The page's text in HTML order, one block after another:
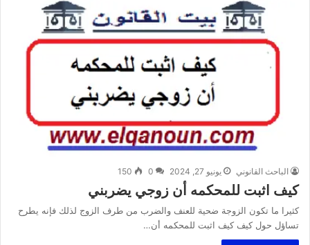
الباحث القانوني يونيو 27, 2024 0
150
كيف اثبت للمحكمه أن زوجي يضربني
كثيرا ما تكون الزوجة ضحية للعنف والضرب من طرف الزوج لذلك فإنه يطرح
تساؤل حول كيف كيف اثبت للمحكمه أن…